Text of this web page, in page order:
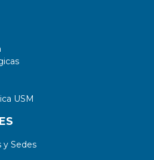
USM
Sedes